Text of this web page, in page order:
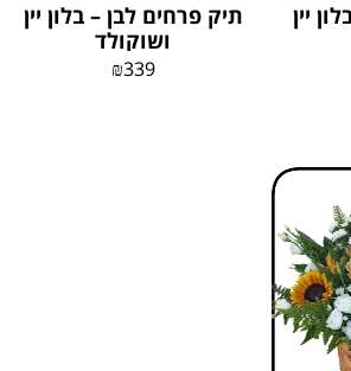
יין
תיק פרחים לבן – בלון יין
ושוקולד
₪339